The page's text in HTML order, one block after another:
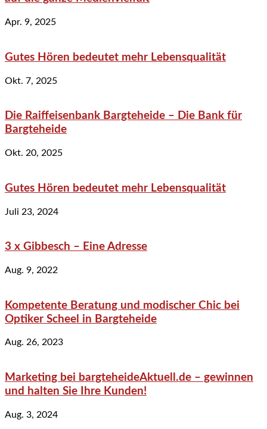
Apr. 9, 2025
Gutes Hören bedeutet mehr Lebensqualität
Okt. 7, 2025
Die Raiffeisenbank Bargteheide – Die Bank für
Bargteheide
Okt. 20, 2025
Gutes Hören bedeutet mehr Lebensqualität
Juli 23, 2024
3 x Gibbesch – Eine Adresse
Aug. 9, 2022
Kompetente Beratung und modischer Chic bei
Optiker Scheel in Bargteheide
Aug. 26, 2023
Marketing bei bargteheideAktuell.de – gewinnen
und halten Sie Ihre Kunden!
Aug. 3, 2024